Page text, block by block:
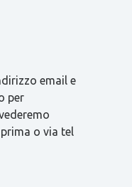
email e
per
o via tel